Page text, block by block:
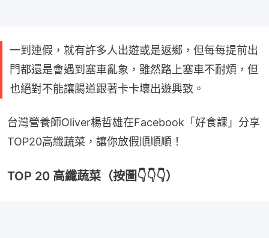
一到連假，就有許多人出遊或是返鄉，但每每提前出
門都還是會遇到塞車亂象，雖然路上塞車不耐煩，但
也絕對不能讓腸道跟著卡卡壞出遊興致。
台灣營養師Oliver楊哲雄在Facebook「好食課」分享
TOP20高纖蔬菜，讓你放假順順順！
TOP 20 高纖蔬菜（按圖👇👇👇）